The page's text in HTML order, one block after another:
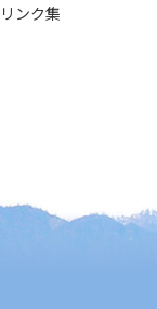
リンク集